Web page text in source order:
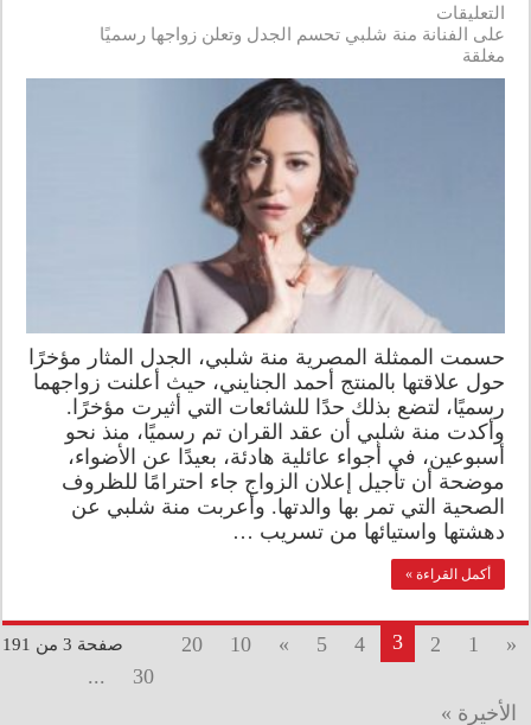
التعليقات
على الفنانة منة شلبي تحسم الجدل وتعلن زواجها رسميًا
مغلقة
حسمت الممثلة المصرية منة شلبي، الجدل المثار مؤخرًا
حول علاقتها بالمنتج أحمد الجنايني، حيث أعلنت زواجهما
رسميًا، لتضع بذلك حدًا للشائعات التي أثيرت مؤخرًا.
وأكدت منة شلبي أن عقد القران تم رسميًا، منذ نحو
أسبوعين، في أجواء عائلية هادئة، بعيدًا عن الأضواء،
موضحة أن تأجيل إعلان الزواج جاء احترامًا للظروف
الصحية التي تمر بها والدتها. وأعربت منة شلبي عن
دهشتها واستيائها من تسريب …
أكمل القراءة »
صفحة 3 من 191 «
1
2
3
4
5
»
10
20
30
...
الأخيرة »